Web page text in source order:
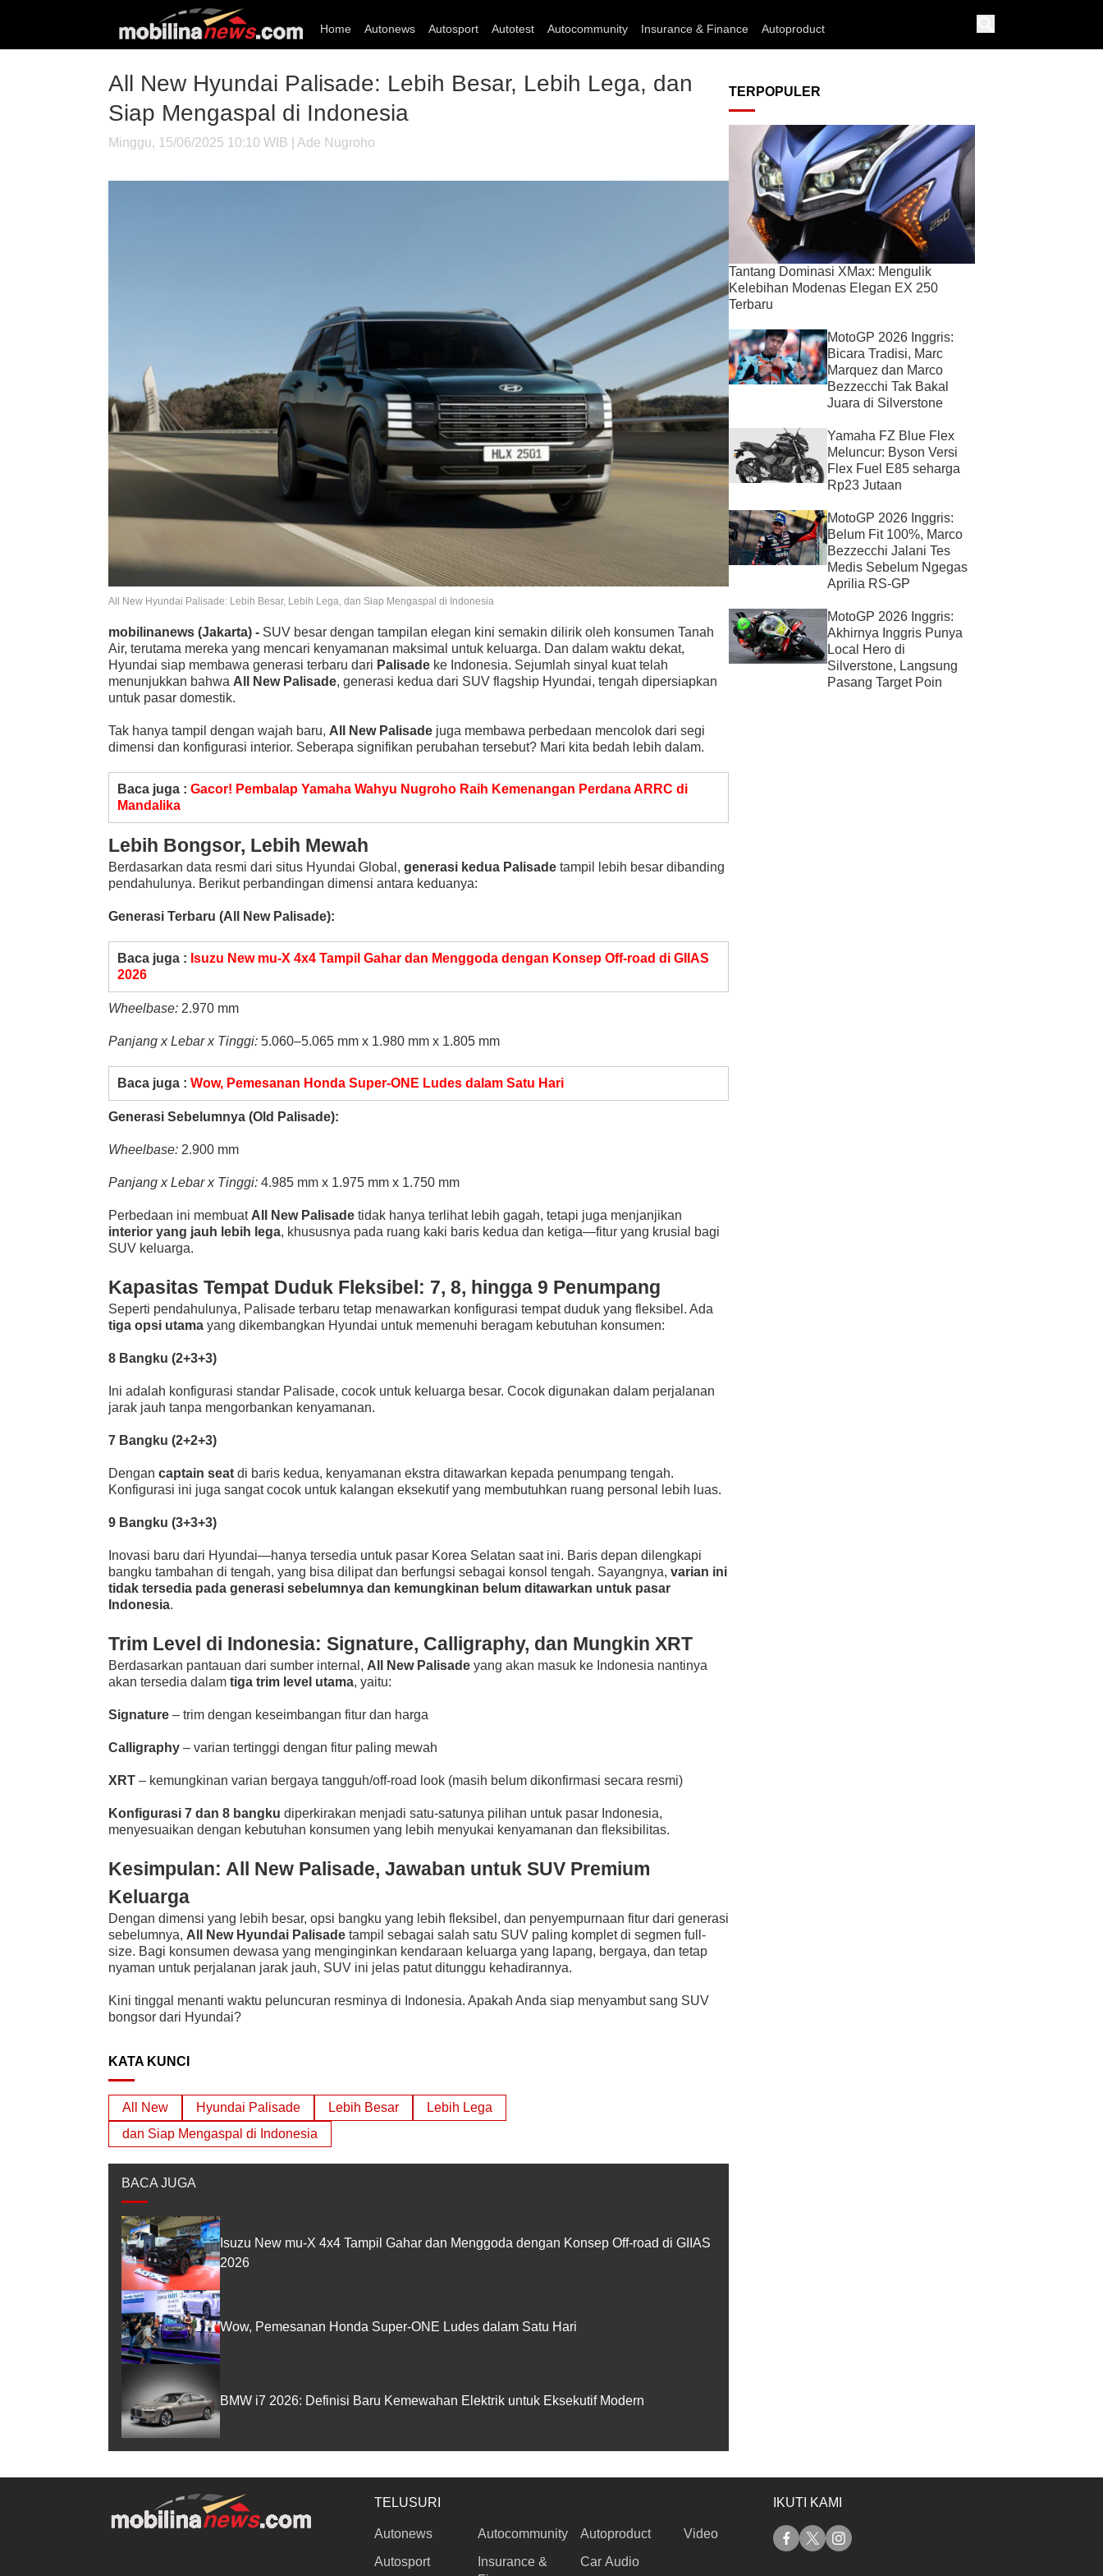
Home Autonews Autosport Autotest Autocommunity Insurance & Finance Autoproduct
All New Hyundai Palisade: Lebih Besar, Lebih Lega, dan
Siap Mengaspal di Indonesia
Minggu, 15/06/2025 10:10 WIB | Ade Nugroho
All New Hyundai Palisade: Lebih Besar, Lebih Lega, dan Siap Mengaspal di Indonesia
mobilinanews (Jakarta) - SUV besar dengan tampilan elegan kini semakin dilirik oleh konsumen Tanah
Air, terutama mereka yang mencari kenyamanan maksimal untuk keluarga. Dan dalam waktu dekat,
Hyundai siap membawa generasi terbaru dari Palisade ke Indonesia. Sejumlah sinyal kuat telah
menunjukkan bahwa All New Palisade, generasi kedua dari SUV flagship Hyundai, tengah dipersiapkan
untuk pasar domestik.
Tak hanya tampil dengan wajah baru, All New Palisade juga membawa perbedaan mencolok dari segi
dimensi dan konfigurasi interior. Seberapa signifikan perubahan tersebut? Mari kita bedah lebih dalam.
Baca juga : Gacor! Pembalap Yamaha Wahyu Nugroho Raih Kemenangan Perdana ARRC di
Mandalika
Lebih Bongsor, Lebih Mewah
Berdasarkan data resmi dari situs Hyundai Global, generasi kedua Palisade tampil lebih besar dibanding
pendahulunya. Berikut perbandingan dimensi antara keduanya:
Generasi Terbaru (All New Palisade):
Baca juga : Isuzu New mu-X 4x4 Tampil Gahar dan Menggoda dengan Konsep Off-road di GIIAS
2026
Wheelbase: 2.970 mm
Panjang x Lebar x Tinggi: 5.060–5.065 mm x 1.980 mm x 1.805 mm
Baca juga : Wow, Pemesanan Honda Super-ONE Ludes dalam Satu Hari
Generasi Sebelumnya (Old Palisade):
Wheelbase: 2.900 mm
Panjang x Lebar x Tinggi: 4.985 mm x 1.975 mm x 1.750 mm
Perbedaan ini membuat All New Palisade tidak hanya terlihat lebih gagah, tetapi juga menjanjikan
interior yang jauh lebih lega, khususnya pada ruang kaki baris kedua dan ketiga—fitur yang krusial bagi
SUV keluarga.
Kapasitas Tempat Duduk Fleksibel: 7, 8, hingga 9 Penumpang
Seperti pendahulunya, Palisade terbaru tetap menawarkan konfigurasi tempat duduk yang fleksibel. Ada
tiga opsi utama yang dikembangkan Hyundai untuk memenuhi beragam kebutuhan konsumen:
8 Bangku (2+3+3)
Ini adalah konfigurasi standar Palisade, cocok untuk keluarga besar. Cocok digunakan dalam perjalanan
jarak jauh tanpa mengorbankan kenyamanan.
7 Bangku (2+2+3)
Dengan captain seat di baris kedua, kenyamanan ekstra ditawarkan kepada penumpang tengah.
Konfigurasi ini juga sangat cocok untuk kalangan eksekutif yang membutuhkan ruang personal lebih luas.
9 Bangku (3+3+3)
Inovasi baru dari Hyundai—hanya tersedia untuk pasar Korea Selatan saat ini. Baris depan dilengkapi
bangku tambahan di tengah, yang bisa dilipat dan berfungsi sebagai konsol tengah. Sayangnya, varian ini
tidak tersedia pada generasi sebelumnya dan kemungkinan belum ditawarkan untuk pasar
Indonesia.
Trim Level di Indonesia: Signature, Calligraphy, dan Mungkin XRT
Berdasarkan pantauan dari sumber internal, All New Palisade yang akan masuk ke Indonesia nantinya
akan tersedia dalam tiga trim level utama, yaitu:
Signature – trim dengan keseimbangan fitur dan harga
Calligraphy – varian tertinggi dengan fitur paling mewah
XRT – kemungkinan varian bergaya tangguh/off-road look (masih belum dikonfirmasi secara resmi)
Konfigurasi 7 dan 8 bangku diperkirakan menjadi satu-satunya pilihan untuk pasar Indonesia,
menyesuaikan dengan kebutuhan konsumen yang lebih menyukai kenyamanan dan fleksibilitas.
Kesimpulan: All New Palisade, Jawaban untuk SUV Premium
Keluarga
Dengan dimensi yang lebih besar, opsi bangku yang lebih fleksibel, dan penyempurnaan fitur dari generasi
sebelumnya, All New Hyundai Palisade tampil sebagai salah satu SUV paling komplet di segmen full-
size. Bagi konsumen dewasa yang menginginkan kendaraan keluarga yang lapang, bergaya, dan tetap
nyaman untuk perjalanan jarak jauh, SUV ini jelas patut ditunggu kehadirannya.
Kini tinggal menanti waktu peluncuran resminya di Indonesia. Apakah Anda siap menyambut sang SUV
bongsor dari Hyundai?
KATA KUNCI
All New Hyundai Palisade Lebih Besar
Lebih Lega
dan Siap Mengaspal di Indonesia
BACA JUGA
Isuzu New mu-X 4x4 Tampil Gahar dan Menggoda dengan Konsep Off-road di GIIAS
2026
Wow, Pemesanan Honda Super-ONE Ludes dalam Satu Hari
BMW i7 2026: Definisi Baru Kemewahan Elektrik untuk Eksekutif Modern
TERPOPULER
Tantang Dominasi XMax: Mengulik
Kelebihan Modenas Elegan EX 250
Terbaru
MotoGP 2026 Inggris:
Bicara Tradisi, Marc
Marquez dan Marco
Bezzecchi Tak Bakal
Juara di Silverstone
Yamaha FZ Blue Flex
Meluncur: Byson Versi
Flex Fuel E85 seharga
Rp23 Jutaan
MotoGP 2026 Inggris:
Belum Fit 100%, Marco
Bezzecchi Jalani Tes
Medis Sebelum Ngegas
Aprilia RS-GP
MotoGP 2026 Inggris:
Akhirnya Inggris Punya
Local Hero di
Silverstone, Langsung
Pasang Target Poin
TELUSURI
Autonews
Autosport
Autocommunity
Insurance &
Autoproduct
Car Audio
Video
IKUTI KAMI